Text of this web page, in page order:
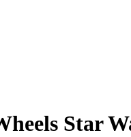
Star